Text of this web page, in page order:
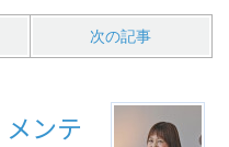
次の記事
メンテ